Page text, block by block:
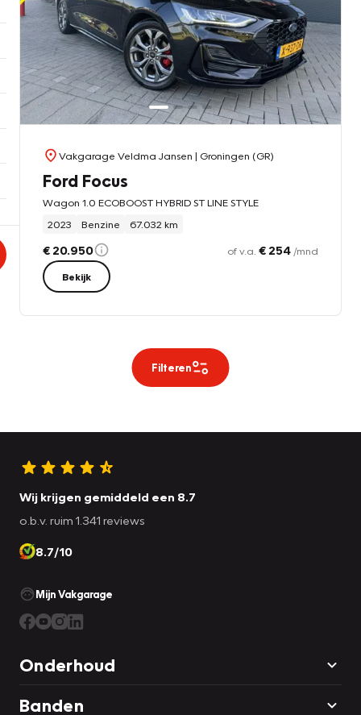
Vakgarage Veldma Jansen | Groningen (GR)
Ford Focus
Wagon 1.0 ECOBOOST HYBRID ST LINE STYLE
2023
Benzine 67.032 km
€ 20.950 of v.a. € 254 /mnd
Bekijk
Filteren
Wij krijgen gemiddeld een 8.7
o.b.v. ruim 1.341 reviews
8.7/10
Mijn Vakgarage
Onderhoud
Banden